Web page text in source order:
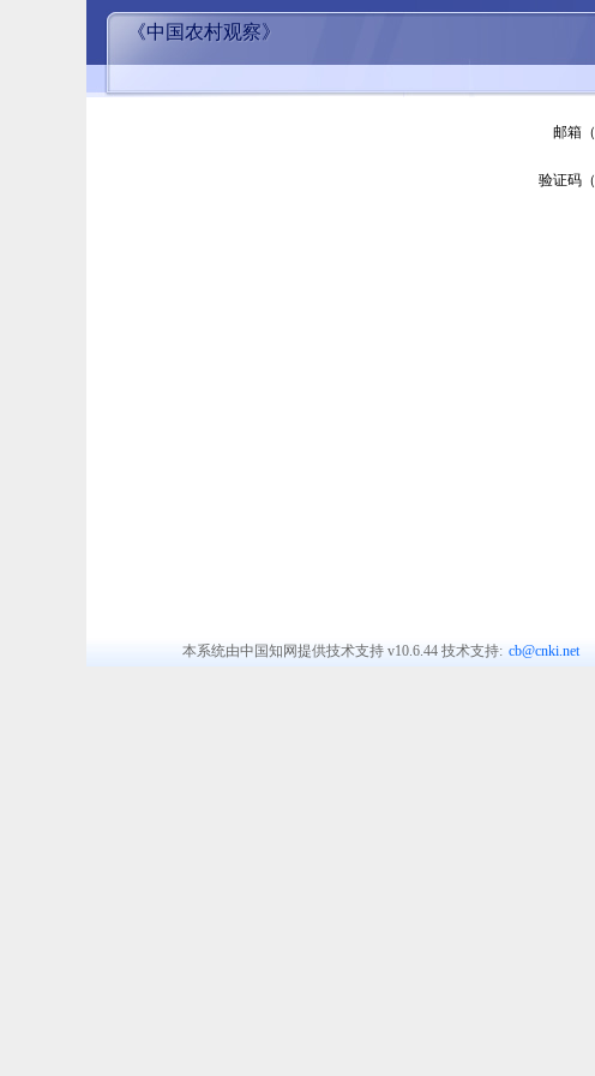
《中国农村观察》
邮箱（
验证码（
本系统由中国知网提供技术支持 v10.6.44 技术支持: cb@cnki.net